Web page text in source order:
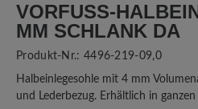
VORFUSS-
M SCHLANK DA
Produkt-Nr.: 4496-219-09,0
Halbeinlegesohle mit 4 mm
und Lederbezug. Erhältlich in